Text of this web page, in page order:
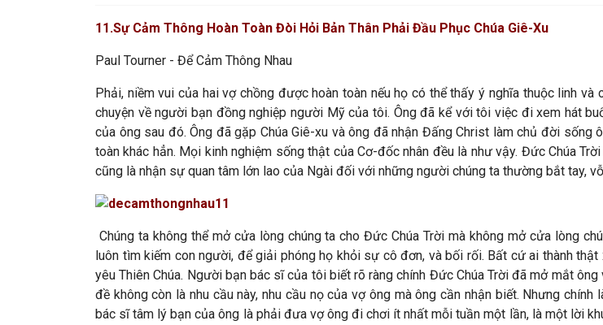
11.Sự Cảm Thông Hoàn Toàn Đòi Hỏi Bản Thân Phải Đầu Phục Chúa Giê-Xu
Paul Tourner - Để Cảm Thông Nhau
Phải, niềm vui của hai vợ chồng được hoàn toàn nếu họ có thể thấy ý nghĩa thuộc linh
chuyện về người bạn đồng nghiệp người Mỹ của tôi. Ông đã kể với tôi việc đi xem hát
của ông sau đó. Ông đã gặp Chúa Giê-xu và ông đã nhận Đấng Christ làm chủ đời
toàn khác hẳn. Mọi kinh nghiệm sống thật của Cơ-đốc nhân đều là như vậy. Đức Chúa
cũng là nhận sự quan tâm lớn lao của Ngài đối với những người chúng ta thường bắt tay,
Chúng ta không thể mở cửa lòng chúng ta cho Đức Chúa Trời mà không mở cửa lòng
luôn tìm kiếm con người, để giải phóng họ khỏi sự cô đơn, và bối rối. Bất cứ ai thành
yêu Thiên Chúa. Người bạn bác sĩ của tôi biết rõ ràng chính Đức Chúa Trời đã mở mắt
đề không còn là nhu cầu này, nhu cầu nọ của vợ ông mà ông cần nhận biết. Nhưng
bác sĩ tâm lý bạn của ông là phải đưa vợ ông đi chơi ít nhất mỗi tuần một lần, là một lời